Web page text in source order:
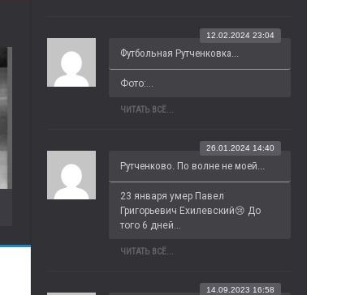
Футбольная Рутченковка...
12.02.2024 23:04
Фото:...
ЧИТАТЬ ВСЁ...
Рутченково. По волне не моей...
26.01.2024 14:40
23 января умер Павел
Григорьевич Ехилевский😢 До
того 6 дней...
ЧИТАТЬ ВСЁ...
14.09.2023 16:58